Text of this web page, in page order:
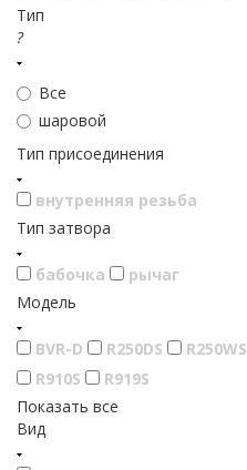
Тип
?
Все
шаровой
Тип присоединения
внутренняя резьба
Тип затвора
бабочка
рычаг
Модель
BVR-D R250DS R250WS
R910S
R919S
Показать все
Вид